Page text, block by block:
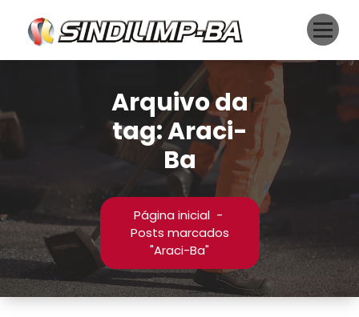
conteúdo
Arquivo da
tag: Araci-
Ba
Página inicial-
Posts marcados
"Araci-Ba"